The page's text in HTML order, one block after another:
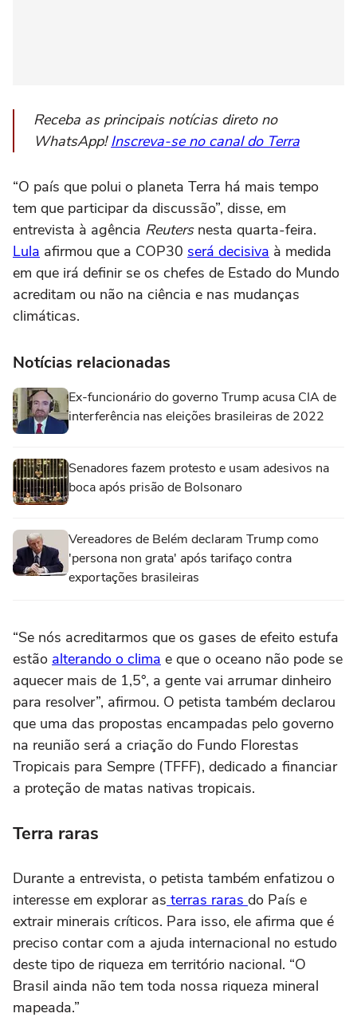
Receba as principais notícias direto no
WhatsApp!Inscreva-se no canal do Terra
“O país que polui o planeta Terra há mais tempo
tem que participar da discussão”, disse, em
entrevista à agência Reutersnesta quarta-feira.
Lula afirmou que a COP30 será decisiva à medida
em que irá definir se os chefes de Estado do Mundo
acreditam ou não na ciência e nas mudanças
climáticas.
Notícias relacionadas
Ex-funcionário do governo Trump acusa CIA de
interferência nas eleições brasileiras de 2022
Senadores fazem protesto e usam adesivos na
boca após prisão de Bolsonaro
Vereadores de Belém declaram Trump como
'persona non grata' após tarifaço contra
exportações brasileiras
“Se nós acreditarmos que os gases de efeito estufa
estão alterando o clima e que o oceano não pode se
aquecer mais de 1,5°, a gente vai arrumar dinheiro
para resolver”, afirmou. O petista também declarou
que uma das propostas encampadas pelo governo
na reunião será a criação do Fundo Florestas
Tropicais para Sempre (TFFF), dedicado a financiar
a proteção de matas nativas tropicais.
Terra raras
Durante a entrevista, o petista também enfatizou o
interesse em explorar as terras raras do País e
extrair minerais críticos. Para isso, ele afirma que é
preciso contar com a ajuda internacional no estudo
deste tipo de riqueza em território nacional. “O
Brasil ainda não tem toda nossa riqueza mineral
mapeada.”